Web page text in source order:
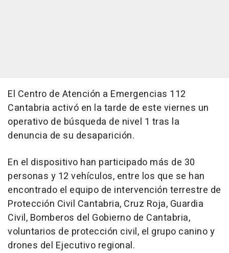
El Centro de Atención a Emergencias 112
Cantabria activó en la tarde de este viernes un
operativo de búsqueda de nivel 1 tras la
denuncia de su desaparición.
En el dispositivo han participado más de 30
personas y 12 vehículos, entre los que se han
encontrado el equipo de intervención terrestre de
Protección Civil Cantabria, Cruz Roja, Guardia
Civil, Bomberos del Gobierno de Cantabria,
voluntarios de protección civil, el grupo canino y
drones del Ejecutivo regional.